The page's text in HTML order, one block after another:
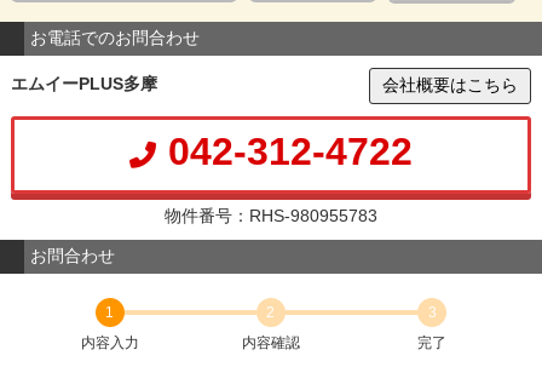
お電話でのお問合わせ
エムイーPLUS多摩 会社概要はこちら
042-312-4722
物件番号：RHS-980955783
お問合わせ
1
内容入力
2
内容確認
3
完了